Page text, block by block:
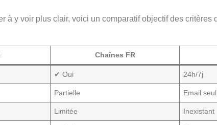
y voir plus clair, voici un comparatif objectif des critères
Chaînes FR
✔ Oui 24h/7j
Partielle Email seul
Limitée Inexistant